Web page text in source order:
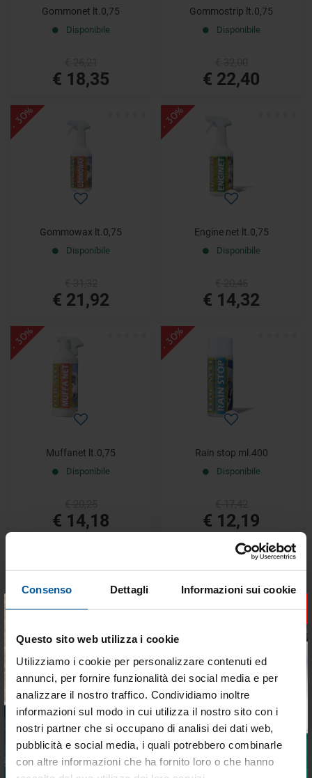
Tieniti aggiornato sulle
×
Consenso Dettagli Informazioni sui cookie
Questo sito web utilizza i cookie
Utilizziamo i cookie per personalizzare contenuti ed
annunci, per fornire funzionalità dei social media e per
analizzare il nostro traffico. Condividiamo inoltre
informazioni sul modo in cui utilizza il nostro sito con i
nostri partner che si occupano di analisi dei dati web,
pubblicità e social media, i quali potrebbero combinarle
con altre informazioni che ha fornito loro o che hanno
Gommonet lt.0,75
Disponibile
€ 18,35
Gommostrip lt.0,75
Disponibile
€ 22,40
- 30%
Gommowax lt.0,75
Disponibile
€ 21,92
- 30%
Engine net lt.0,75
Disponibile
€ 14,32
- 30%
Muffanet lt.0,75
Disponibile
€ 14,18
- 30%
Rain stop ml.400
Disponibile
€ 12,19
All net lt.1
Disponibile
€ 16,46
€ 9,88
Blu net lt.1
Non disponibile
€ 17,43
€ 12,20